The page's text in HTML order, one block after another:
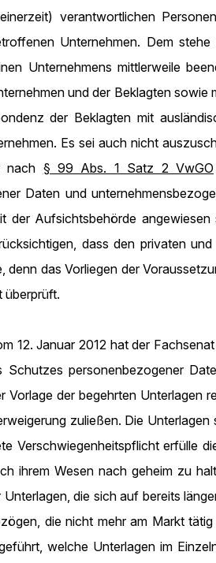
verantwortlichen
Unternehmen. Dem
Unternehmens mittlerweile
und der Beklagten
der Beklagten mit
Es sei auch nicht
nach § 99 Abs. 1 Satz 2 VwGO
Daten und
der Aufsichtsbehörde
dass den privaten
denn das Vorliegen der
überprüft.
12. Januar 2012 hat der
Schutzes personenbezogener
Vorlage der begehrten Unterlagen
zuließen. Die
Verschwiegenheitspflicht erfülle
ihrem Wesen nach geheim zu
die sich auf bereits
die nicht mehr am Markt
welche Unterlagen im